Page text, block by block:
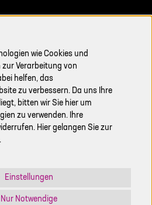
wie Cookies und
Verarbeitung von
helfen, das
zu verbessern. Da uns Ihre
bitten wir Sie hier um
zu verwenden. Ihre
Hier gelangen Sie zur
.
Einstellungen
Nur Notwendige